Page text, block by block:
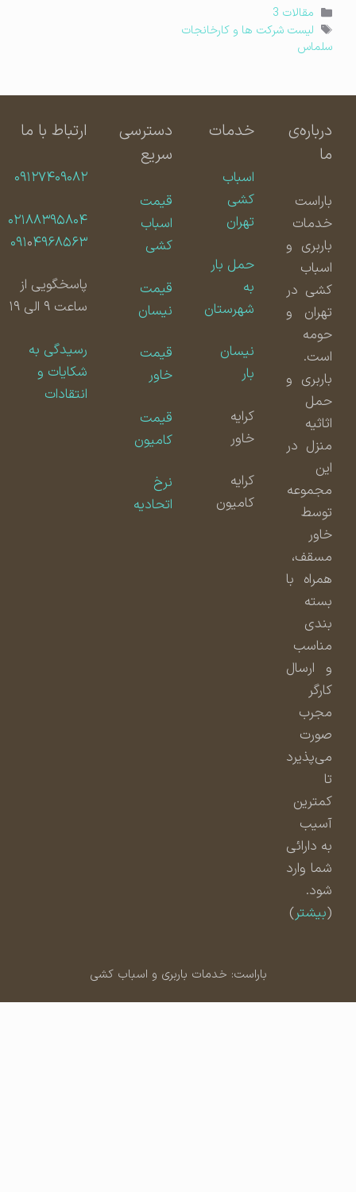
دسته‌ها
مقالات 3
برچسب‌ها
لیست شرکت ها و کارخانجات
سلماس
درباره‌ی
باراست
خدمات
باربری و
اسباب
کشی در
تهران و
حومه
است.
باربری و
حمل
اثاثیه
منزل در
مجموعه
توسط
مسقف،
همراه با
بسته
بندی
مناسب
و ارسال
مجرب
صورت
می‌پذیرد
کمترین
آسیب
به دارائی
شما وارد
شود.
بیشتر)
خدمات
اسباب
کشی
تهران
حمل بار
شهرستان
نیسان
کامیون
دسترسی
سریع
قیمت
اسباب
کشی
قیمت
نیسان
قیمت
قیمت
کامیون
اتحادیه
ارتباط با ما
۰۹۱۲۷۴۰۹۰۸۲
۰۲۱۸۸۳۹۵۸۰۴
۰۹۱۰۴۹۶۸۵۶۳
پاسخگویی از
ساعت ۹ الی ۱۹
رسیدگی به
شکایات و
انتقادات
باراست: خدمات باربری و اسباب کشی